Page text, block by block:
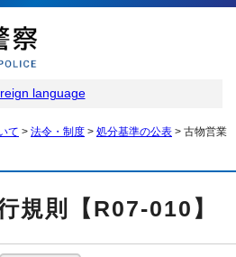
language
て > 法令・制度 > 処分基準の公表 > 古物営業
規則【R07-010】